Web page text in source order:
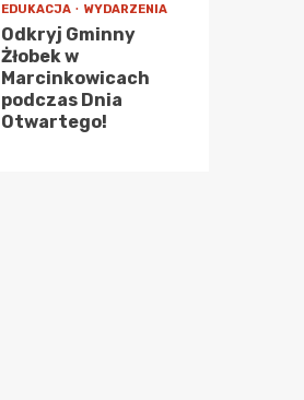
EDUKACJA WYDARZENIA
Odkryj Gminny
Żłobek w
Marcinkowicach
podczas Dnia
Otwartego!